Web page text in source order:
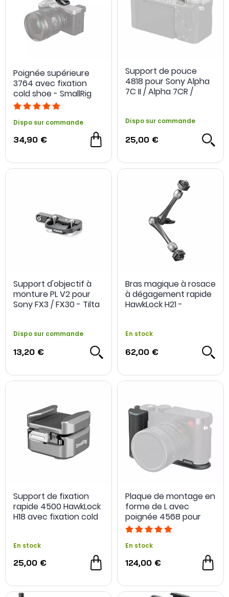
Poignée supérieure
3764 avec fixation
cold shoe - SmallRig
Dispo sur commande
34,90 €
Support de pouce
4818 pour Sony Alpha
7C II / Alpha 7CR /
Dispo sur commande
25,00 €
Support d'objectif à
monture PL V2 pour
Sony FX3 / FX30 - Tilta
Dispo sur commande
13,20 €
Bras magique à rosace
à dégagement rapide
HawkLock H21 -
En stock
62,00 €
Support de fixation
rapide 4500 HawkLock
H18 avec fixation cold
En stock
25,00 €
Plaque de montage en
forme de L avec
poignée 4568 pour
Leica Q3 - SmallRig
En stock
124,00 €